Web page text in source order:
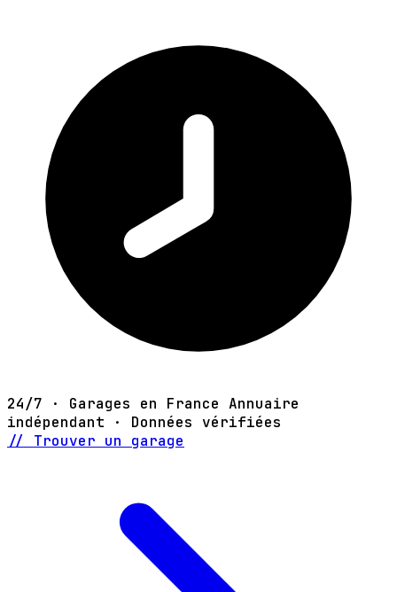
24/7 · Garages en France Annuaire
indépendant · Données vérifiées
// Trouver un garage